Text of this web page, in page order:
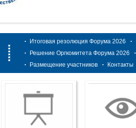
Итоговая резолюция Форума 2026
Решение Оргкомитета Форума 2026
Размещение участников
Контакты